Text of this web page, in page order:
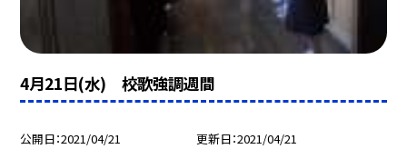
4月21日(水) 校歌強調週間
公開日 2021/04/21 更新日 2021/04/21